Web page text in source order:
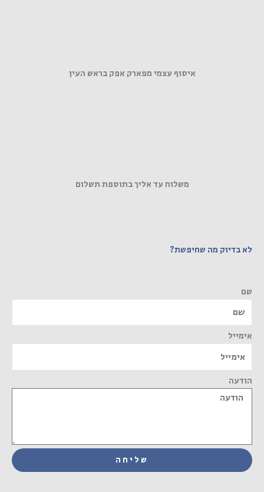
איסוף עצמי מפארק אפק בראש העין
משלוח עד אליך בתוספת תשלום
לא בדיוק מה שחיפשת?
שם
אימייל
הודעה
שליחה